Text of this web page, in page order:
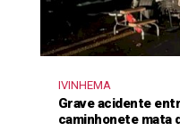
IVINHEMA
Grave acidente
caminhonete mata